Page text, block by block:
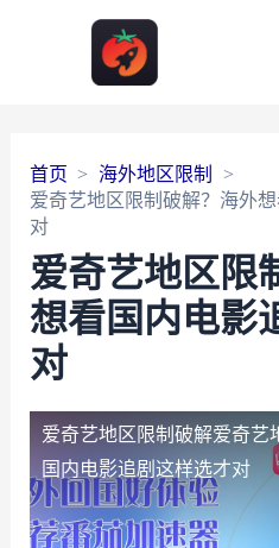
首页
海外地区限制
爱奇艺地区限制破解？海外
对
爱奇艺地区限
想看国内电影
对
爱奇艺地区限制破解爱奇艺
国内电影追剧这样选才对